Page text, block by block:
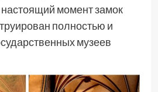
момент замок
полностью и
музеев